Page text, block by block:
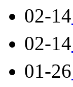
02-14
02-14
01-26